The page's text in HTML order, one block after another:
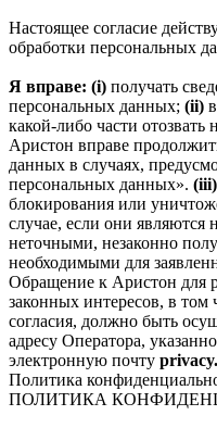
Настоящее согласие
обработки персональных
Я вправе: (i) получать
персональных данных; (ii)
какой-либо части отозвать
Аристон вправе
данных в случаях,
персональных данных». (iii)
блокирования или
случае, если они
неточными, незаконно
необходимыми для
Обращение к Аристон для
законных интересов, в том
согласия, должно быть
адресу Оператора,
электронную почту
Политика
ПОЛИТИКА